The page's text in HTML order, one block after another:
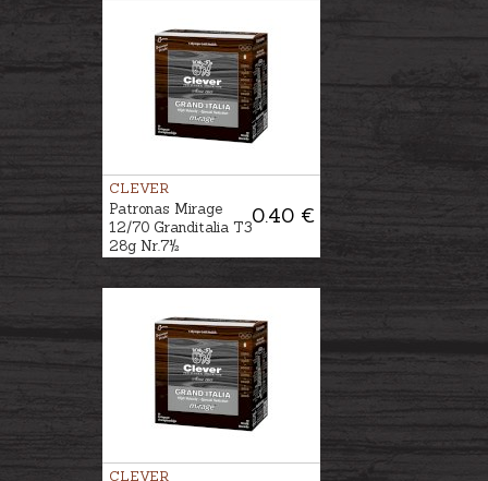
CLEVER
0.40 €
Patronas Mirage
12/70 Granditalia T3
28g Nr.7½
CLEVER